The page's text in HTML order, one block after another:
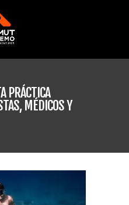
PRÁCTICA
MÉDICOS Y